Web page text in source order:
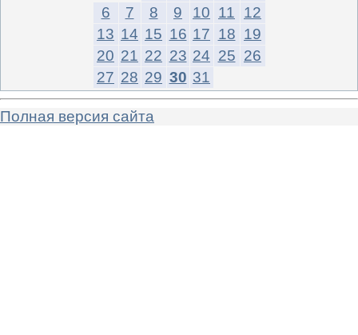
6
7 8 9 10 11
12
13 14 15 16 17 18 19
20 21 22 23 24 25 26
27 28 29 30 31
Полная версия сайта